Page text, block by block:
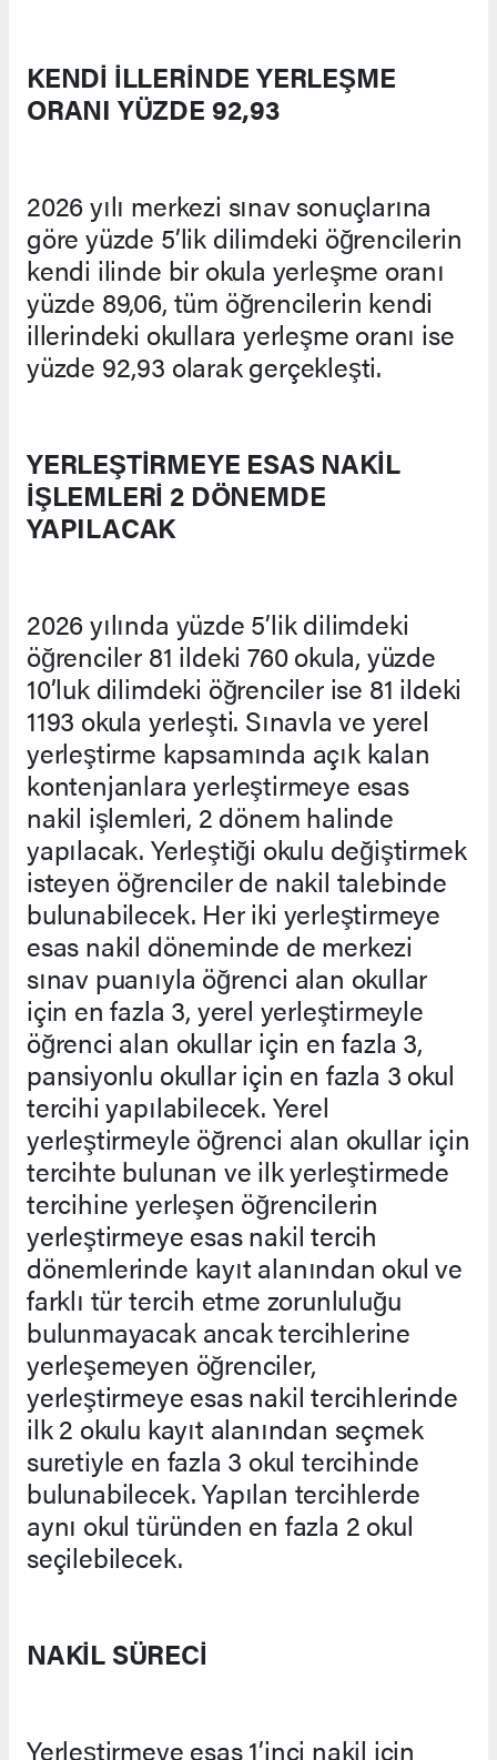
KENDİ İLLERİNDE YERLEŞME
ORANI YÜZDE 92,93
2026 yılı merkezi sınav sonuçlarına
göre yüzde 5’lik dilimdeki öğrencilerin
kendi ilinde bir okula yerleşme oranı
yüzde 89,06, tüm öğrencilerin kendi
illerindeki okullara yerleşme oranı ise
yüzde 92,93 olarak gerçekleşti.
YERLEŞTİRMEYE ESAS NAKİL
İŞLEMLERİ 2 DÖNEMDE
YAPILACAK
2026 yılında yüzde 5’lik dilimdeki
öğrenciler 81 ildeki 760 okula, yüzde
10’luk dilimdeki öğrenciler ise 81 ildeki
1193 okula yerleşti. Sınavla ve yerel
yerleştirme kapsamında açık kalan
kontenjanlara yerleştirmeye esas
nakil işlemleri, 2 dönem halinde
yapılacak. Yerleştiği okulu değiştirmek
isteyen öğrenciler de nakil talebinde
bulunabilecek. Her iki yerleştirmeye
esas nakil döneminde de merkezi
sınav puanıyla öğrenci alan okullar
için en fazla 3, yerel yerleştirmeyle
öğrenci alan okullar için en fazla 3,
pansiyonlu okullar için en fazla 3 okul
tercihi yapılabilecek. Yerel
yerleştirmeyle öğrenci alan okullar için
tercihte bulunan ve ilk yerleştirmede
tercihine yerleşen öğrencilerin
yerleştirmeye esas nakil tercih
dönemlerinde kayıt alanından okul ve
farklı tür tercih etme zorunluluğu
bulunmayacak ancak tercihlerine
yerleşemeyen öğrenciler,
yerleştirmeye esas nakil tercihlerinde
ilk 2 okulu kayıt alanından seçmek
suretiyle en fazla 3 okul tercihinde
bulunabilecek. Yapılan tercihlerde
aynı okul türünden en fazla 2 okul
seçilebilecek.
NAKİL SÜRECİ
Yerleştirmeye esas 1’inci nakil için